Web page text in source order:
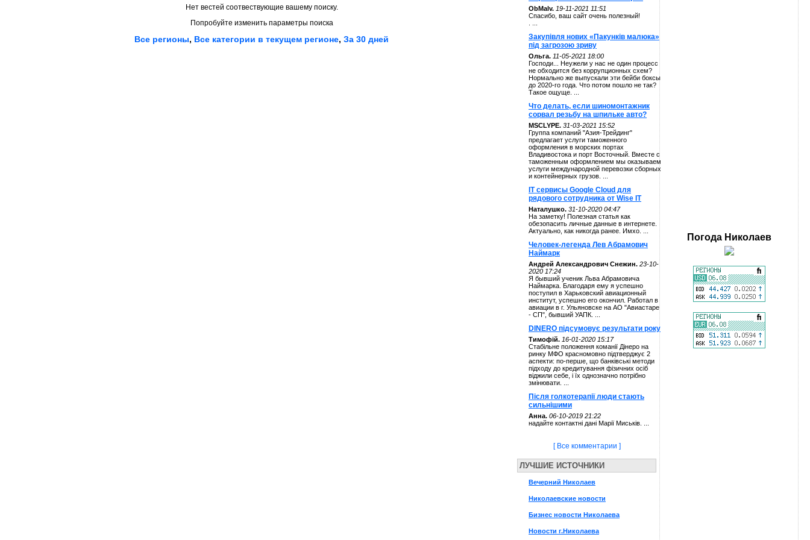
Нет вестей соотвествующие вашему поиску.
Попробуйте изменить параметры поиска
Все регионы, Все категории в текущем регионе, За 30 дней
ОbMalv. 19-11-2021 11:51
Спасибо, ваш сайт очень полезный!
Закупівля нових «Пакунків малюка»
під загрозою зриву
Ольга. 11-05-2021 18:00
Господи... Неужели у нас не один процесс
не обходится без коррупционных схем?
Нормально же выпускали эти бейби боксы
до 2020-го года. Что потом пошло не так?
Такое ощуще. ...
Что делать, если шиномонтажник
сорвал резьбу на шпильке авто?
MSCLYPE. 31-03-2021 15:52
Группа компаний "Азия-Трейдинг"
предлагает услуги таможенного
оформления в морских портах
Владивостока и порт Восточный. Вместе с
таможенным оформлением мы оказываем
услуги международной перевозки сборных
и контейнерных грузов. ...
IT сервисы Google Cloud для
рядового сотрудника от Wise IT
Наталушко. 31-10-2020 04:47
На заметку! Полезная статья как
обезопасить личные данные в интернете.
Актуально, как никогда ранее. Имхо. ...
Человек-легенда Лев Абрамович
Наймарк
Андрей Александрович Снежин. 23-10-
2020 17:24
Я бывший ученик Льва Абрамовича
Наймарка. Благодаря ему я успешно
поступил в Харьковский авиационный
институт, успешно его окончил. Работал в
авиации в г. Ульяновске на АО "Авиастаре
- СП", бывший УАПК. ...
DINERO підсумовує результати року
Тимофій. 16-01-2020 15:17
Стабільне положення команії Дінеро на
ринку МФО красномовно підтверджує 2
аспекти: по-перше, що банківські методи
підходу до кредитування фізичних осіб
віджили себе, і їх однозначно потрібно
змінювати. ...
Після голкотерапії люди стають
сильнішими
Анна. 06-10-2019 21:22
надайте контактні дані Марії Миськів. ...
[ Все комментарии ]
ЛУЧШИЕ ИСТОЧНИКИ
Вечерний Николаев
Николаевские новости
Бизнес новости Николаева
Новости г.Николаева
Погода Николаев